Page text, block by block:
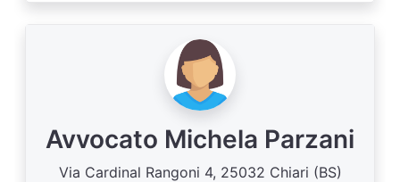
Avvocato Michela Parzani
Via Cardinal Rangoni 4, 25032 Chiari (BS)